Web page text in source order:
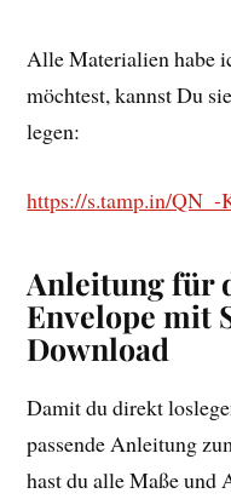
Alle Materialien habe
möchtest, kannst Du
legen:
https://s.tamp.in/QN_-
Anleitung für
Envelope mit
Download
Damit du direkt
passende Anleitung
hast du alle Maße und